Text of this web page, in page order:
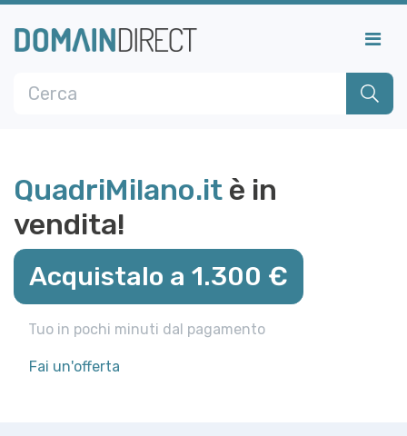
QuadriMilano.it è in
vendita!
Acquistalo a 1.300 €
Tuo in pochi minuti dal pagamento
Fai un'offerta